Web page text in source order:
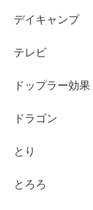
デイキャンプ
テレビ
ドップラー効果
ドラゴン
とり
とろろ